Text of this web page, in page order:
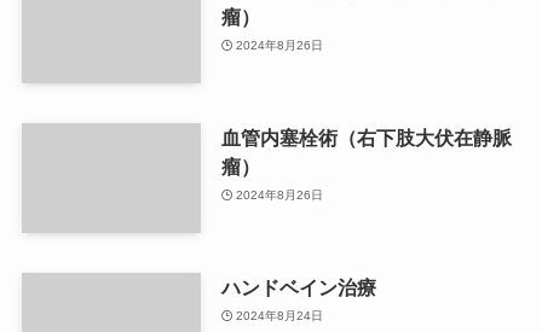
瘤）
2024年8月26日
血管内塞栓術（右下肢大伏在静脈
瘤）
2024年8月26日
ハンドベイン治療
2024年8月24日